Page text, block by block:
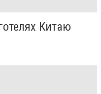
Китаю